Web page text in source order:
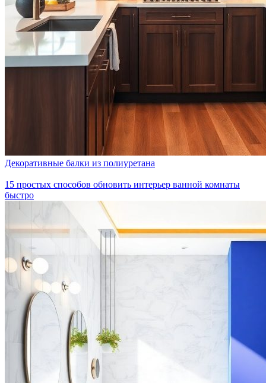
Декоративные балки из полиуретана
15 простых способов обновить интерьер ванной комнаты
быстро